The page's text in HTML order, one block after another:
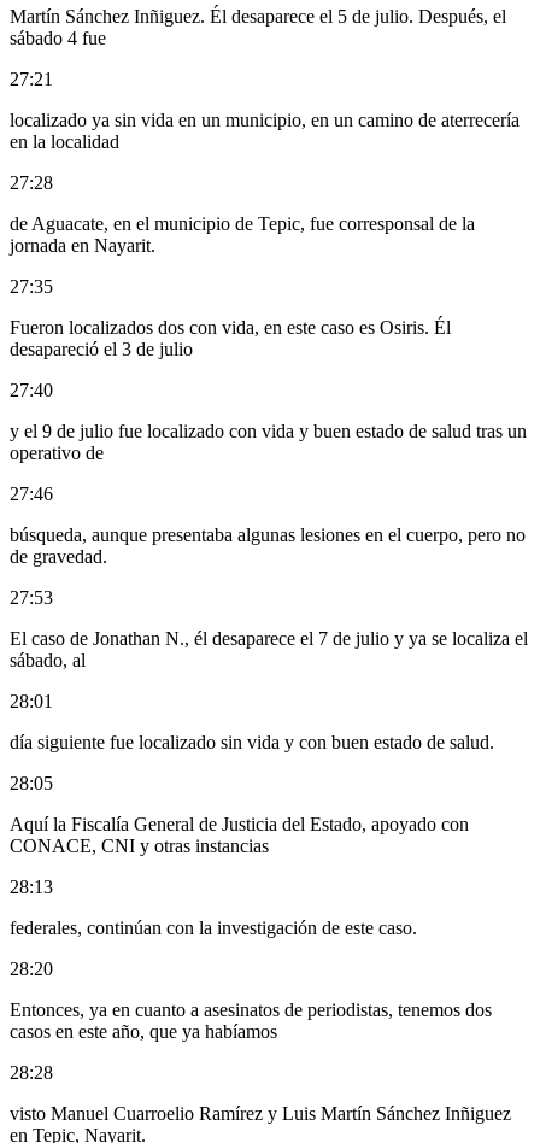
Martín Sánchez Inñiguez. Él desaparece el 5 de julio. Después, el
sábado 4 fue
27:21
localizado ya sin vida en un municipio, en un camino de aterrecería
en la localidad
27:28
de Aguacate, en el municipio de Tepic, fue corresponsal de la
jornada en Nayarit.
27:35
Fueron localizados dos con vida, en este caso es Osiris. Él
desapareció el 3 de julio
27:40
y el 9 de julio fue localizado con vida y buen estado de salud tras un
operativo de
27:46
búsqueda, aunque presentaba algunas lesiones en el cuerpo, pero no
de gravedad.
27:53
El caso de Jonathan N., él desaparece el 7 de julio y ya se localiza el
sábado, al
28:01
día siguiente fue localizado sin vida y con buen estado de salud.
28:05
Aquí la Fiscalía General de Justicia del Estado, apoyado con
CONACE, CNI y otras instancias
28:13
federales, continúan con la investigación de este caso.
28:20
Entonces, ya en cuanto a asesinatos de periodistas, tenemos dos
casos en este año, que ya habíamos
28:28
visto Manuel Cuarroelio Ramírez y Luis Martín Sánchez Inñiguez
en Tepic, Nayarit.